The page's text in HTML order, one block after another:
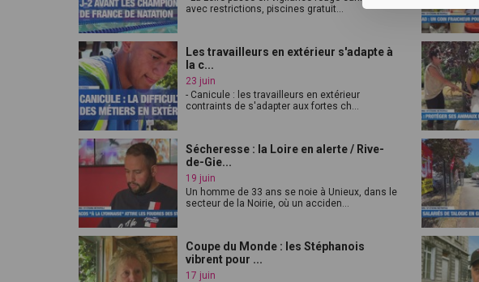
avec restrictions, piscines gratuit...
Les travailleurs en extérieur s'adapte à
la c...
23 juin
- Canicule : les travailleurs en extérieur
contraints de s'adapter aux fortes ch...
Sécheresse : la Loire en alerte / Rive-
de-Gie...
19 juin
Un homme de 33 ans se noie à Unieux, dans le
secteur de la Noirie, où un acciden...
Coupe du Monde : les Stéphanois
vibrent pour ...
17 juin